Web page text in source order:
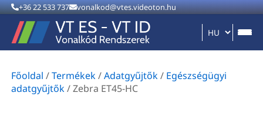
+36 22 533 737 vonalkod@vtes.videoton.hu
Főoldal /Termékek/Adatgyűjtők/ Egészségügyi
adatgyűjtők/Zebra ET45-HC